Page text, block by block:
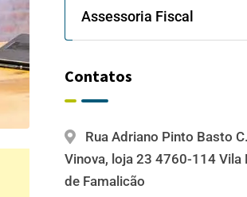
Assessoria Fiscal
Contatos
Rua Adriano Pinto Basto
Vinova, loja 23 4760-114 Vila
de Famalicão